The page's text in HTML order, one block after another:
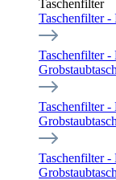
Taschenfilter
Taschenfilter -
Taschenfilter -
Taschenfilter -
Taschenfilter -